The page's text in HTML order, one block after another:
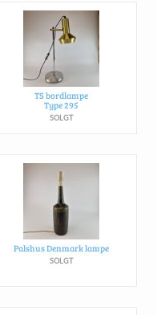
TS bordlampe
Type 295
SOLGT
Palshus Denmark lampe
SOLGT